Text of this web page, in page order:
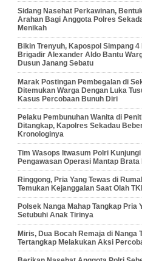
Sidang Nasehat Perkawinan,
Arahan Bagi Anggota Polres
Menikah
Bikin Trenyuh, Kapospol Simpang 4
Brigadir Alexander Aldo Bantu
Dusun Janang Sebatu
Marak Postingan Pembegalan di
Ditemukan Warga Dengan Luka
Kasus Percobaan Bunuh Diri
Pelaku Pembunuhan Wanita di
Ditangkap, Kapolres Sekadau
Kronologinya
Tim Wasops Itwasum Polri
Pengawasan Operasi Mantap Brata
Ringgong, Pria Yang Tewas di
Temukan Kejanggalan Saat Olah
Polsek Nanga Mahap Tangkap Pria
Setubuhi Anak Tirinya
Miris, Dua Bocah Remaja di Nanga
Tertangkap Melakukan Aksi